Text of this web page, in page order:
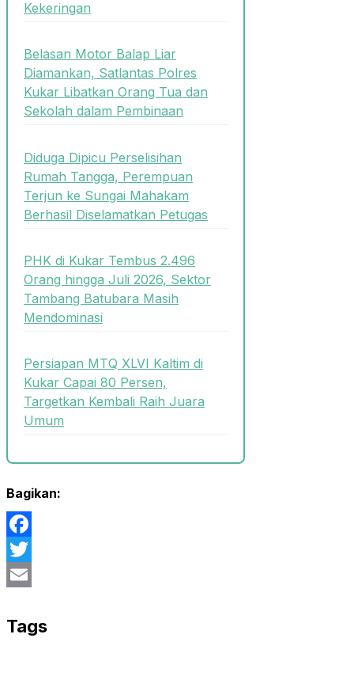
Kekeringan
Belasan Motor Balap Liar
Diamankan, Satlantas Polres
Kukar Libatkan Orang Tua dan
Sekolah dalam Pembinaan
Diduga Dipicu Perselisihan
Rumah Tangga, Perempuan
Terjun ke Sungai Mahakam
Berhasil Diselamatkan Petugas
PHK di Kukar Tembus 2.496
Orang hingga Juli 2026, Sektor
Tambang Batubara Masih
Mendominasi
Persiapan MTQ XLVI Kaltim di
Kukar Capai 80 Persen,
Targetkan Kembali Raih Juara
Umum
Bagikan:
Facebook
Twitter
Tags